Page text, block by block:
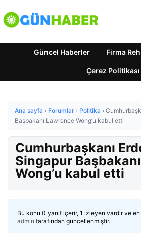
Güncel Haberler Firma
Çerez Politikası
Ana sayfa › Forumlar › Politika ›
Başbakanı Lawrence Wong’u kabul etti
Cumhurbaşkanı
Singapur
Wong’u kabul etti
Bu konu 0 yanıt içerir, 1 izleyen vardır ve en
admin tarafından güncellenmiştir.